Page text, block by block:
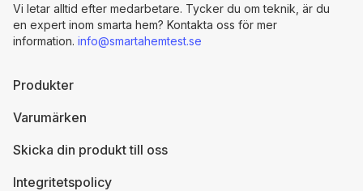
Produkter
Varumärken
Skicka din produkt till oss
Integritetspolicy
Vi letar alltid efter medarbetare. Tycker du om teknik, är du
en expert inom smarta hem? Kontakta oss för mer
information. info@smartahemtest.se